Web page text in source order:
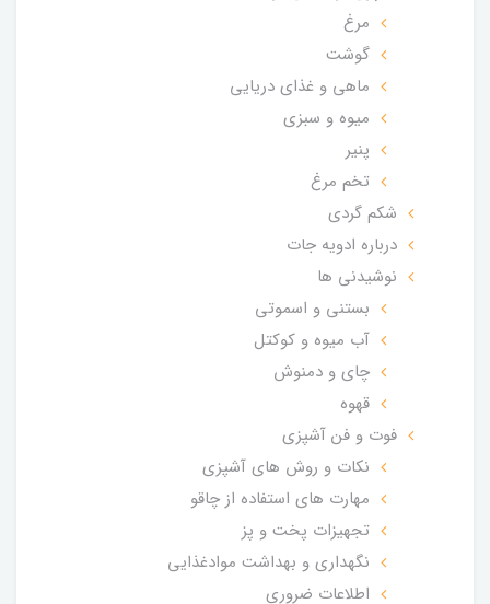
مرغ
گوشت
ماهی و غذای دریایی
میوه و سبزی
پنیر
تخم مرغ
شکم گردی
درباره ادویه جات
نوشیدنی ها
بستنی و اسموتی
آب میوه و کوکتل
چای و دمنوش
قهوه
فوت و فن آشپزی
نکات و روش های آشپزی
مهارت های استفاده از چاقو
تجهیزات پخت و پز
نگهداری و بهداشت موادغذایی
اطلاعات ضروری